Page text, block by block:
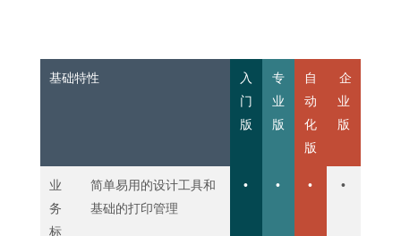
基础特性
入
门
版
专
业
版
自
动
化
版
企
业
版
业
务
标
简单易用的设计工具和
基础的打印管理
• • • •